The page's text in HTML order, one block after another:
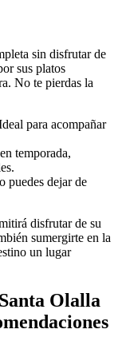
sin disfrutar de
sus platos
No te pierdas la
para acompañar
temporada,
puedes dejar de
disfrutar de su
sumergirte en la
un lugar
Olalla